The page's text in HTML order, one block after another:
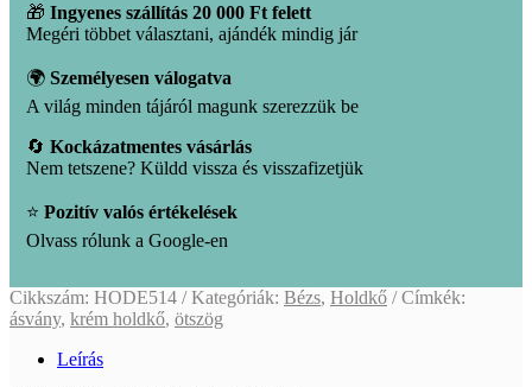
🎁 Ingyenes szállítás 20 000 Ft felett
Megéri többet választani, ajándék mindig jár
🌍 Személyesen válogatva
A világ minden tájáról magunk szerezzük be
🔄 Kockázatmentes vásárlás
Nem tetszene? Küldd vissza és visszafizetjük
⭐ Pozitív valós értékelések
Olvass rólunk a Google-en
Cikkszám: HODE514 Kategóriák: Bézs, Holdkő
Címkék:
ásvány, krém holdkő, ötszög
Leírás